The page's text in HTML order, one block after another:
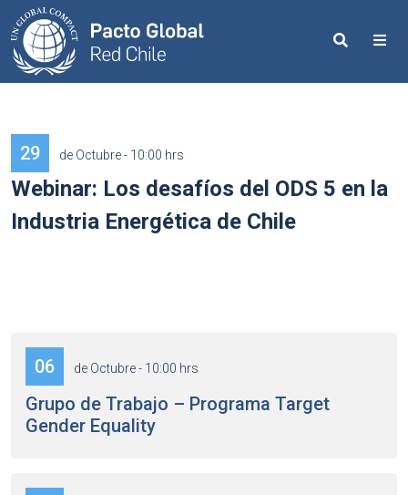
Search
29 de Octubre - 10:00 hrs
Webinar: Los desafíos del ODS 5 en la
Industria Energética de Chile
06 de Octubre - 10:00 hrs
Grupo de Trabajo – Programa Target
Gender Equality